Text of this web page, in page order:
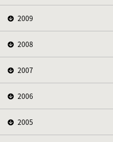
2009
2008
2007
2006
2005